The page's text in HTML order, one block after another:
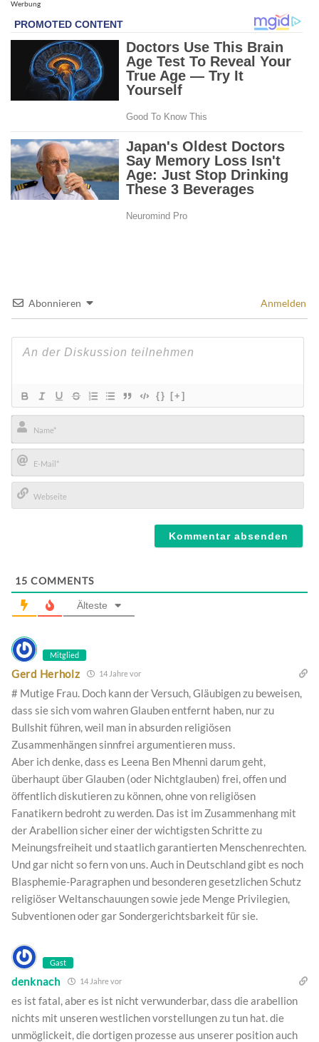
Werbung
Abonnieren Anmelden
{} [+]
Name*
E-
Mail*
15 COMMENTS
Älteste
Mitglied
Gerd Herholz 14 Jahre vor
# Mutige Frau. Doch kann der Versuch, Gläubigen zu beweisen,
dass sie sich vom wahren Glauben entfernt haben, nur zu
Bullshit führen, weil man in absurden religiösen
Zusammenhängen sinnfrei argumentieren muss.
Aber ich denke, dass es Leena Ben Mhenni darum geht,
überhaupt über Glauben (oder Nichtglauben) frei, offen und
öffentlich diskutieren zu können, ohne von religiösen
Fanatikern bedroht zu werden. Das ist im Zusammenhang mit
der Arabellion sicher einer der wichtigsten Schritte zu
Meinungsfreiheit und staatlich garantierten Menschenrechten.
Und gar nicht so fern von uns. Auch in Deutschland gibt es noch
Blasphemie-Paragraphen und besonderen gesetzlichen Schutz
religiöser Weltanschauungen sowie jede Menge Privilegien,
Subventionen oder gar Sondergerichtsbarkeit für sie.
Gast
denknach 14 Jahre vor
es ist fatal, aber es ist nicht verwunderbar, dass die arabellion
nichts mit unseren westlichen vorstellungen zu tun hat. die
unmöglickeit, die dortigen prozesse aus unserer position auch